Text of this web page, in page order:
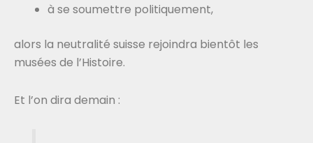
à se soumettre politiquement,
alors la neutralité suisse rejoindra bientôt les
musées de l’Histoire.
Et l’on dira demain :